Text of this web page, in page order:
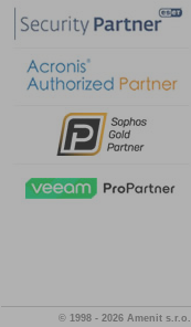
© 1998 - 2026 Amenit s.r.o.